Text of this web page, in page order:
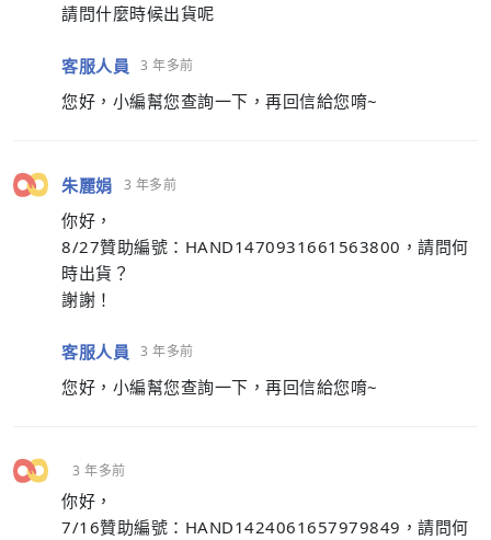
請問什麼時候出貨呢
客服人員 3 年多前
您好，小編幫您查詢一下，再回信給您唷~
朱麗娟 3 年多前
你好，
8/27贊助編號：HAND1470931661563800，請問何
時出貨？
謝謝！
客服人員 3 年多前
您好，小編幫您查詢一下，再回信給您唷~
3 年多前
你好，
7/16贊助編號：HAND1424061657979849，請問何